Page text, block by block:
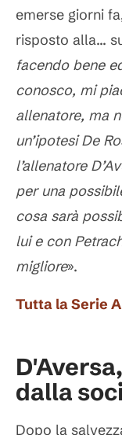
emerse giorni
risposto alla...
facendo bene
conosco, mi
allenatore, ma
un’ipotesi De
l’allenatore
per una
cosa sarà
lui e con
migliore».
Tutta la Serie
dalla
Dopo la